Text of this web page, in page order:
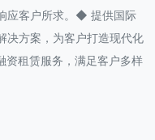
应客户所求。◆ 提供国际
决方案，为客户打造现代化
租赁服务，满足客户多样